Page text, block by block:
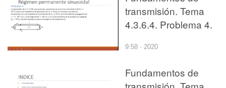
transmisión. Tema
4.3.6.4. Problema 4.
9:58 · 2020
Fundamentos de